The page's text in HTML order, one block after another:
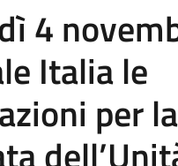
4
Italia le
per la